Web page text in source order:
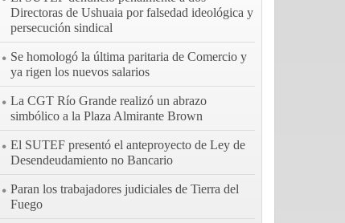
Directoras de Ushuaia por falsedad ideológica y
persecución sindical
Se homologó la última paritaria de Comercio y
ya rigen los nuevos salarios
La CGT Río Grande realizó un abrazo
simbólico a la Plaza Almirante Brown
El SUTEF presentó el anteproyecto de Ley de
Desendeudamiento no Bancario
Paran los trabajadores judiciales de Tierra del
Fuego